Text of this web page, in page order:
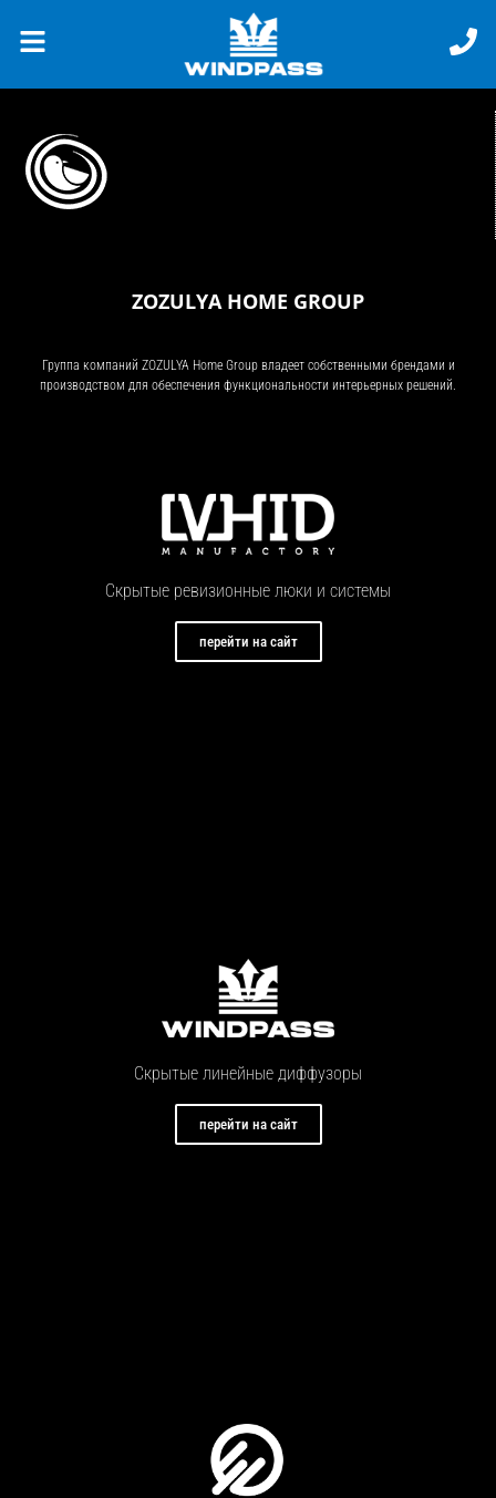
ZOZULYA HOME GROUP
Группа компаний ZOZULYA Home Group владеет собственными брендами и
производством для обеспечения функциональности интерьерных решений.
Скрытые ревизионные люки и системы
перейти на сайт
Скрытые линейные диффузоры
перейти на сайт